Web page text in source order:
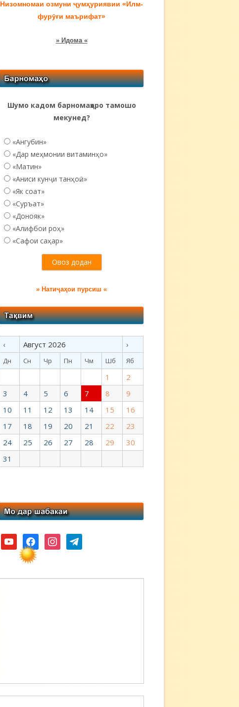
Низомномаи озмуни ҷумҳуриявии «Илм-
фурӯғи маърифат»
» Идома «
Шумо кадом барномаҳоро тамошо
мекунед?
«Ангубин»
«Дар меҳмонии витаминҳо»
«Матин»
«Аниси кунҷи танҳоӣ...»
«Як соат»
«Суръат»
«Донояк»
«Алифбои роҳ»
«Сафои саҳар»
» Натиҷаҳои пурсиш «
‹ Август 2026 ›
Дн Сн Чр Пн Чм Шб Яб
1
2
3
4 5 6 7 8
9
10
11 12 13 14 15
16
17
18 19 20 21 22
23
24
25 26 27 28 29
30
31
youtubefacebookinstagramtelegram